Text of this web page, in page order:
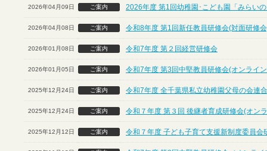
2026年04月09日 ご案内 2026年度 第1回幼稚園･こども園「みらい
2026年04月08日 ご案内 令和8年度 第1回新任教員研修会(対面研修
2026年01月08日 ご案内 令和7年度 第２回経営研修会
2026年01月05日 ご案内 令和7年度 第3回中堅教員研修会(オンライ
2025年12月24日 ご案内 令和7年度 全千葉県私立幼稚園父母の会連
2025年12月24日 ご案内 令和７年度 第３回 後継者育成研修会(オン
2025年12月12日 ご案内 令和７年度 子ども子育て支援新制度委員会